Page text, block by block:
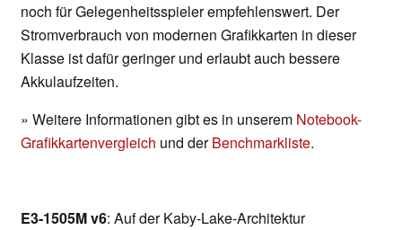
noch für Gelegenheitsspieler empfehlenswert. Der
Stromverbrauch von modernen Grafikkarten in dieser
Klasse ist dafür geringer und erlaubt auch bessere
Akkulaufzeiten.
» Weitere Informationen gibt es in unserem Notebook-
Grafikkartenvergleich und derBenchmarkliste.
E3-1505M v6: Auf der Kaby-Lake-Architektur